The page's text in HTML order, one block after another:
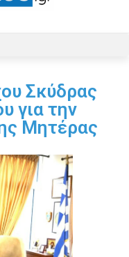
Σκύδρας
για την
Μητέρας